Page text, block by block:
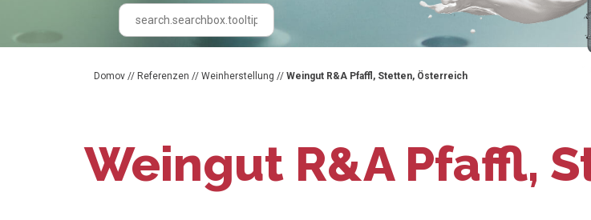
Domov // Referenzen // Weinherstellung // Weingut R&A Pfaffl, Stetten, Österreich
Weingut R&A Pfaffl,